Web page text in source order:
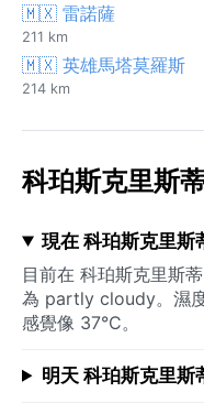
🇲🇽 雷諾薩
211 km
🇲🇽 英雄馬塔莫羅斯
214 km
科珀斯克里斯
現在 科珀斯克里斯
目前在 科珀斯克里斯
為 partly cloudy。濕
感覺像 37°C。
明天 科珀斯克里斯